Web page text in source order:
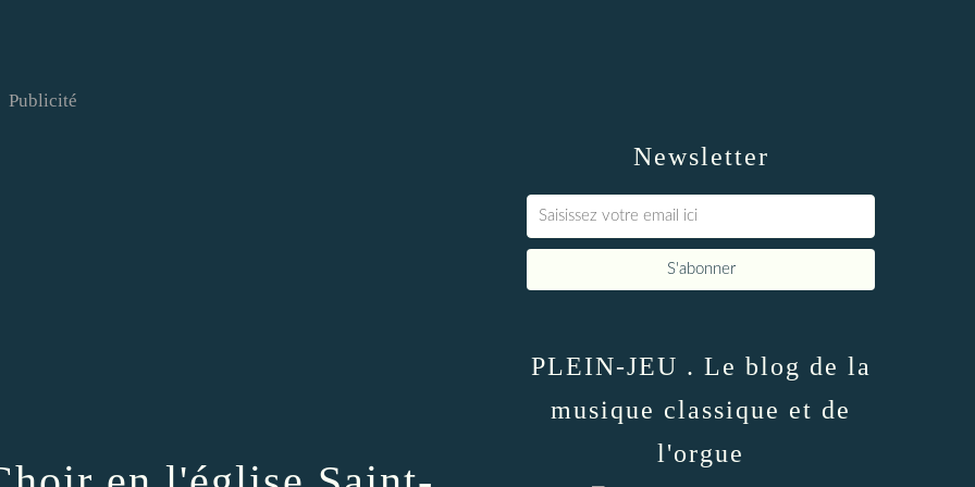
Publicité
Newsletter
PLEIN-JEU . Le blog de la
musique classique et de
l'orgue